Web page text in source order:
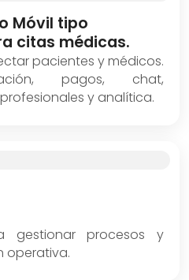
Móvil tipo
citas médicas.
pacientes y médicos.
pagos, chat,
y analítica.
gestionar procesos y
operativa.